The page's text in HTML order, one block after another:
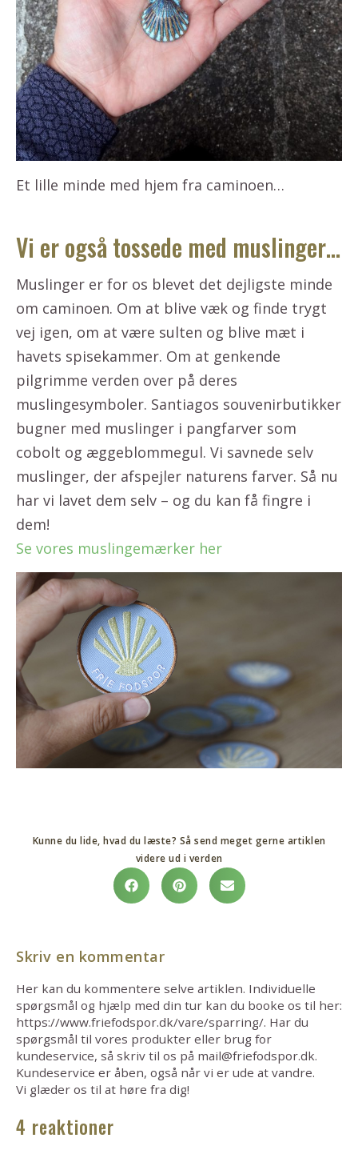
Et lille minde med hjem fra caminoen…
Vi er også tossede med muslinger…
Muslinger er for os blevet det dejligste minde
om caminoen. Om at blive væk og finde trygt
vej igen, om at være sulten og blive mæt i
havets spisekammer. Om at genkende
pilgrimme verden over på deres
muslingesymboler. Santiagos souvenirbutikker
bugner med muslinger i pangfarver som
cobolt og æggeblommegul. Vi savnede selv
muslinger, der afspejler naturens farver. Så nu
har vi lavet dem selv – og du kan få fingre i
dem!
Se vores muslingemærker her
Kunne du lide, hvad du læste? Så send meget gerne artiklen
videre ud i verden
Skriv en kommentar
Her kan du kommentere selve artiklen. Individuelle
spørgsmål og hjælp med din tur kan du booke os til her:
https://www.friefodspor.dk/vare/sparring/. Har du
spørgsmål til vores produkter eller brug for
kundeservice, så skriv til os på mail@friefodspor.dk.
Kundeservice er åben, også når vi er ude at vandre.
Vi glæder os til at høre fra dig!
4 reaktioner